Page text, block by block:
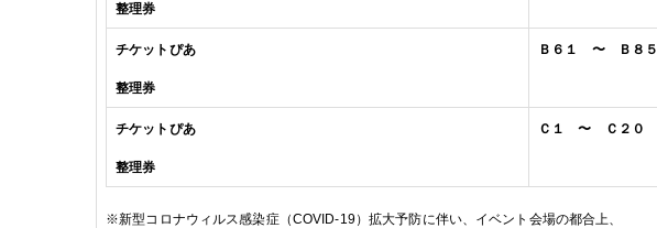
整理券
チケットぴあ
整理券
Ｂ６１ 〜 Ｂ８５
チケットぴあ
整理券
Ｃ１ 〜 Ｃ２０
※新型コロナウィルス感染症（COVID-19）拡大予防に伴い、イベント会場の都合上、